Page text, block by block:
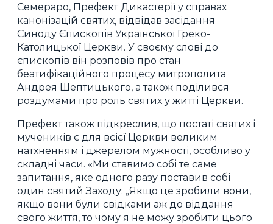
Семераро, Префект Дикастерії у справах
канонізацій святих, відвідав засідання
Синоду Єпископів Української Греко-
Католицької Церкви. У своєму слові до
єпископів він розповів про стан
беатифікаційного процесу митрополита
Андрея Шептицького, а також поділився
роздумами про роль святих у житті Церкви.
Префект також підкреслив, що постаті святих і
мучеників є для всієї Церкви великим
натхненням і джерелом мужності, особливо у
складні часи. «Ми ставимо собі те саме
запитання, яке одного разу поставив собі
один святий Заходу: „Якщо це зробили вони,
якщо вони були свідками аж до віддання
свого життя, то чому я не можу зробити цього